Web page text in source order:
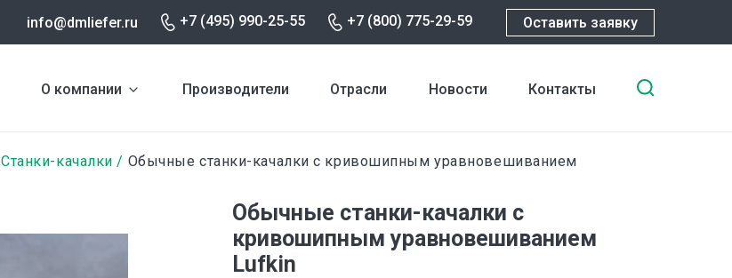
info@dmliefer.ru +7 (495) 990-25-55 +7 (800) 775-29-59 Оставить заявку
О компании Производители Отрасли Новости Контакты
Cтанки-качалки Обычные станки-качалки с кривошипным уравновешиванием
Обычные станки-качалки с
кривошипным уравновешиванием
Lufkin